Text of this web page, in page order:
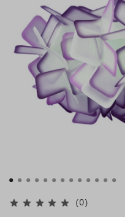
(0)